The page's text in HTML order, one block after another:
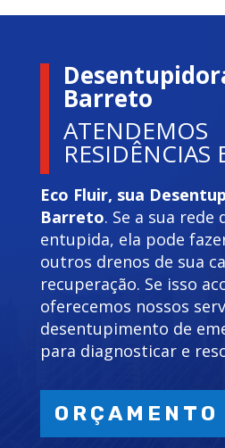
Barreto
ATENDEMOS
RESIDÊNCIAS
Eco Fluir, sua
Barreto. Se a sua
entupida, ela pode
outros drenos de sua
recuperação. Se isso
oferecemos nossos
desentupimento de
para diagnosticar e
ORÇAMENTO